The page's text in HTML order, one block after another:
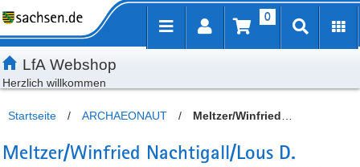
Inhalt
Kundenmenü
Artikelsuche
Servicemenü 0
LfA Webshop
Herzlich willkommen
Startseite / ARCHAEONAUT /
Meltzer/Winfried
Biehla: Teich – Sumpf – Schanze
Meltzer/Winfried Nachtigall/Lous D.